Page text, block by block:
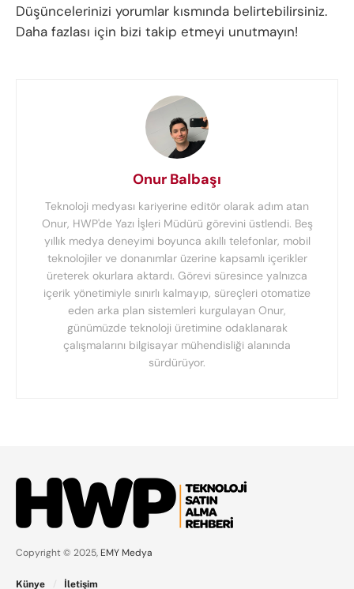
Düşüncelerinizi yorumlar kısmında belirtebilirsiniz.
Daha fazlası için bizi takip etmeyi unutmayın!
Onur Balbaşı
Teknoloji medyası kariyerine editör olarak adım atan
Onur, HWP'de Yazı İşleri Müdürü görevini üstlendi. Beş
yıllık medya deneyimi boyunca akıllı telefonlar, mobil
teknolojiler ve donanımlar üzerine kapsamlı içerikler
üreterek okurlara aktardı. Görevi süresince yalnızca
içerik yönetimiyle sınırlı kalmayıp, süreçleri otomatize
eden arka plan sistemleri kurgulayan Onur,
günümüzde teknoloji üretimine odaklanarak
çalışmalarını bilgisayar mühendisliği alanında
sürdürüyor.
Copyright © 2025, EMY Medya
Künye İletişim